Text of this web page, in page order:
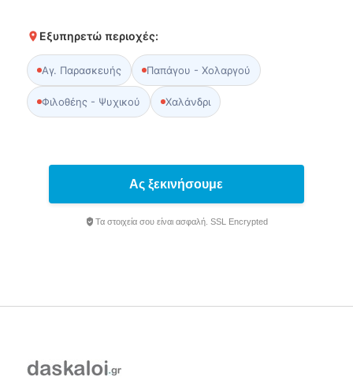
Εξυπηρετώ περιοχές:
Αγ. Παρασκευής Παπάγου - Χολαργού
Φιλοθέης - Ψυχικού Χαλάνδρι
Ας ξεκινήσουμε
Τα στοιχεία σου είναι ασφαλή. SSL Encrypted